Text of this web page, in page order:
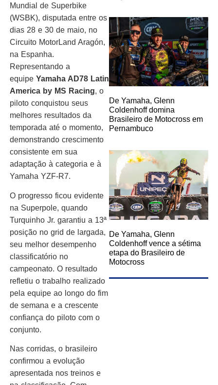
Mundial de Superbike
(WSBK), disputada entre os
dias 28 e 30 de maio, no
Circuito MotorLand Aragón,
na Espanha.
Representando a
equipe Yamaha AD78 Latin
America by MS Racing, o
piloto conquistou seus
melhores resultados da
temporada até o momento,
demonstrando crescimento
consistente em sua
adaptação à categoria e à
Yamaha YZF-R7.
O progresso ficou evidente
na Superpole, quando
Turquinho Jr. garantiu a 13ª
posição no grid de largada,
seu melhor desempenho
classificatório no
campeonato. O resultado
refletiu o trabalho realizado
pela equipe ao longo do fim
de semana e a crescente
confiança do piloto com o
conjunto.
Nas corridas, o brasileiro
confirmou a evolução
apresentada nos treinos e
De Yamaha, Glenn
Coldenhoff domina
Brasileiro de Motocross em
Pernambuco
De Yamaha, Glenn
Coldenhoff vence a sétima
etapa do Brasileiro de
Motocross